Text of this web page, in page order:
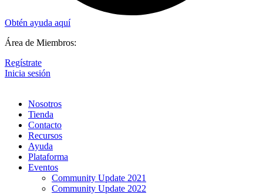
Obtén ayuda aquí
Área de Miembros:
Regístrate
Inicia sesión
Nosotros
Tienda
Contacto
Recursos
Ayuda
Plataforma
Eventos
Community Update 2021
Community Update 2022